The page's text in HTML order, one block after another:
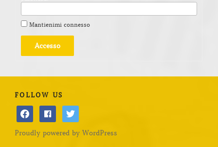
Mantienimi connesso
Accesso
FOLLOW US
facebookfacebooktwitter
Proudly powered by WordPress